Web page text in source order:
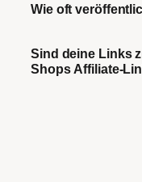
Wie oft
Sind deine Links
Shops Affiliate-